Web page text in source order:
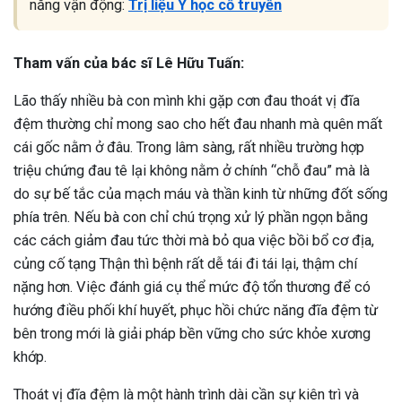
năng vận động: Trị liệu Y học cổ truyền
Tham vấn của bác sĩ Lê Hữu Tuấn:
Lão thấy nhiều bà con mình khi gặp cơn đau thoát vị đĩa
đệm thường chỉ mong sao cho hết đau nhanh mà quên mất
cái gốc nằm ở đâu. Trong lâm sàng, rất nhiều trường hợp
triệu chứng đau tê lại không nằm ở chính “chỗ đau” mà là
do sự bế tắc của mạch máu và thần kinh từ những đốt sống
phía trên. Nếu bà con chỉ chú trọng xử lý phần ngọn bằng
các cách giảm đau tức thời mà bỏ qua việc bồi bổ cơ địa,
củng cố tạng Thận thì bệnh rất dễ tái đi tái lại, thậm chí
nặng hơn. Việc đánh giá cụ thể mức độ tổn thương để có
hướng điều phối khí huyết, phục hồi chức năng đĩa đệm từ
bên trong mới là giải pháp bền vững cho sức khỏe xương
khớp.
Thoát vị đĩa đệm là một hành trình dài cần sự kiên trì và